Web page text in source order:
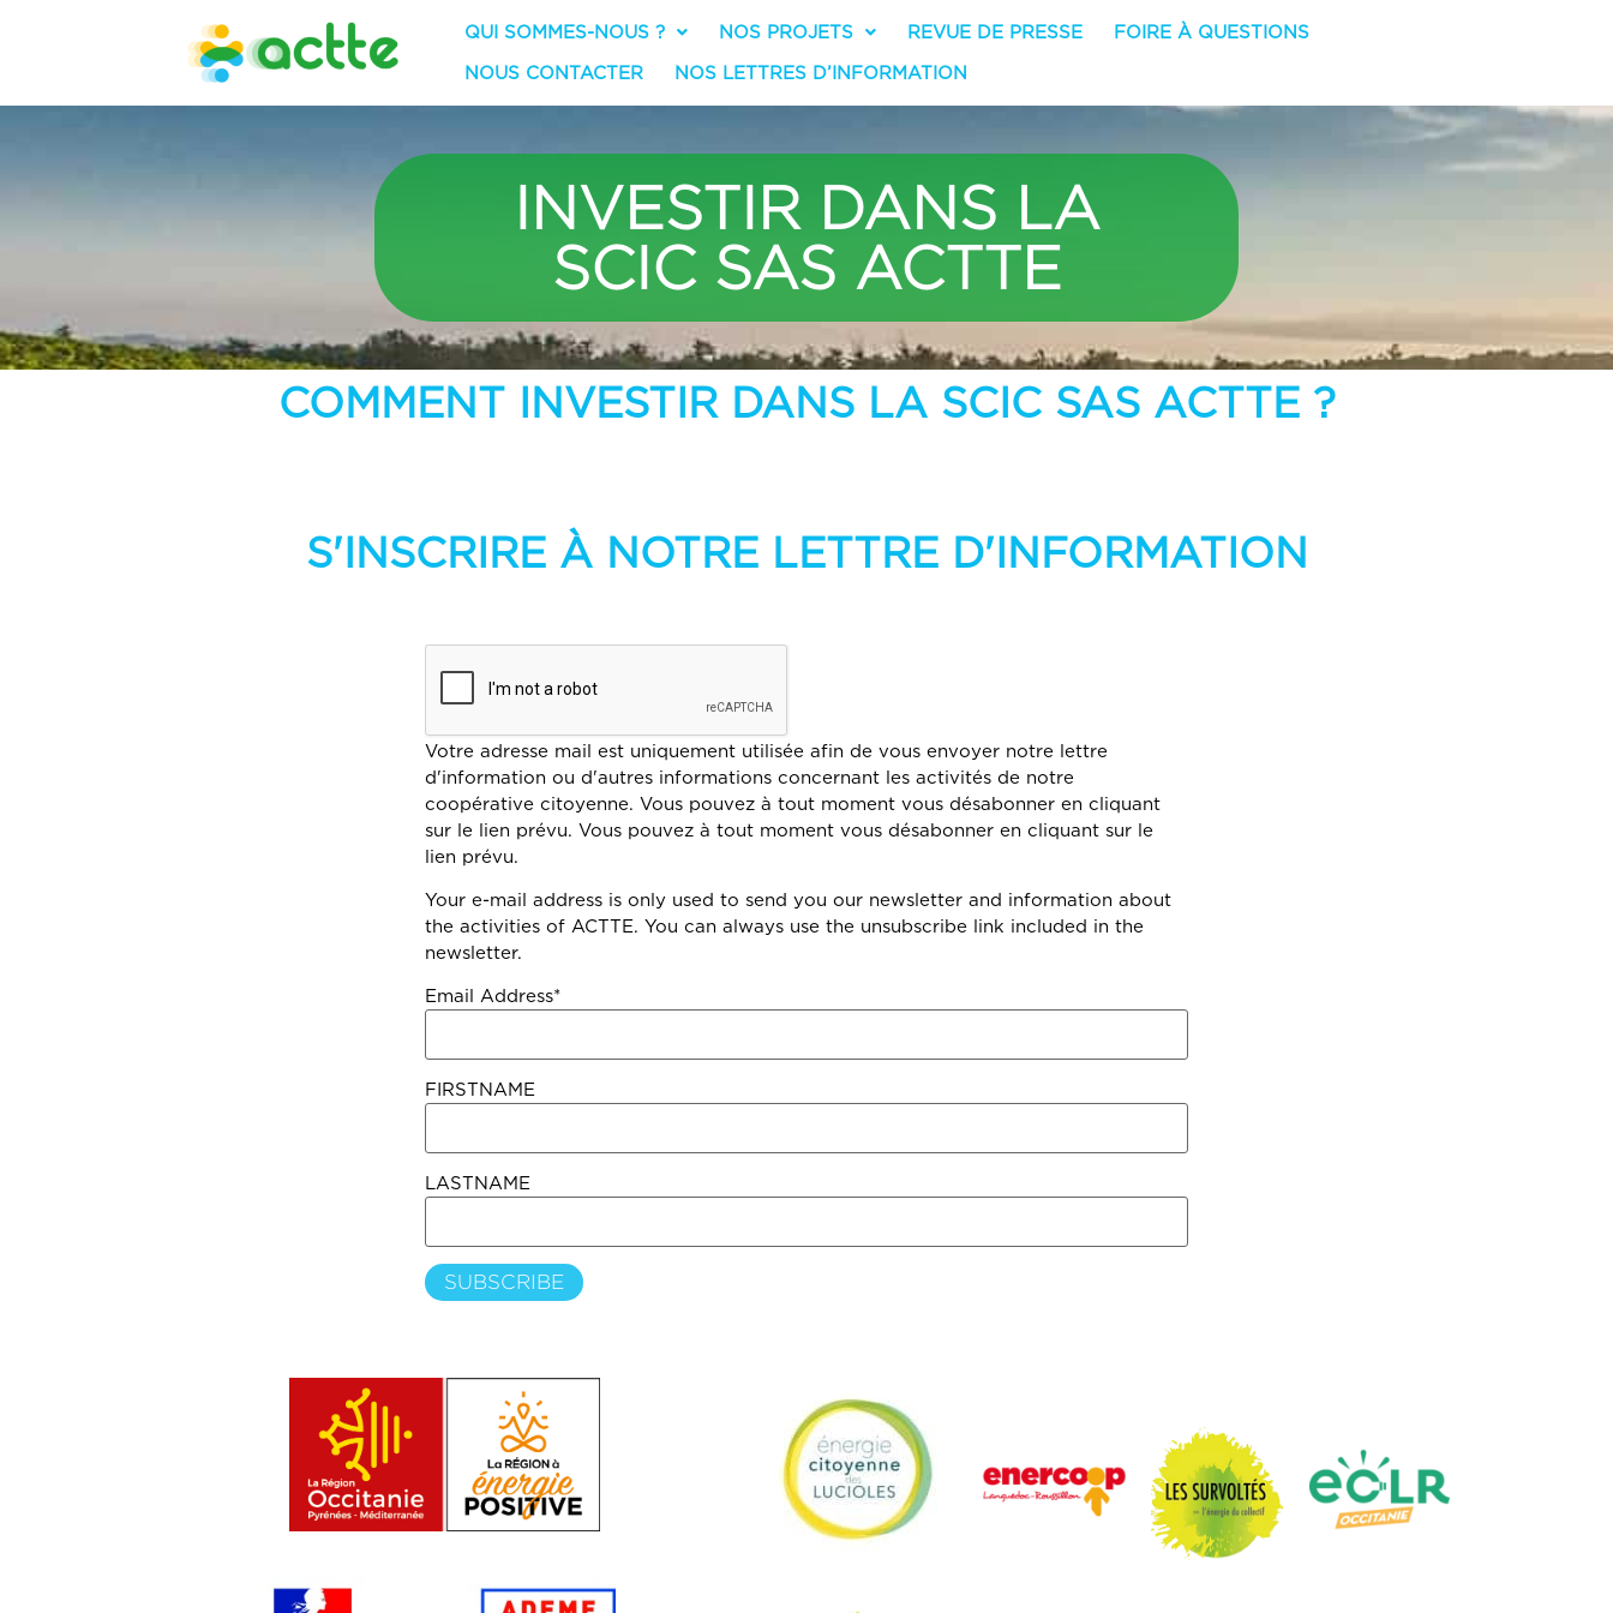
QUI SOMMES-NOUS ? NOS PROJETS REVUE DE PRESSE
FOIRE À QUESTIONS
NOUS CONTACTER
NOS LETTRES D’INFORMATION
INVESTIR DANS LA
SCIC SAS ACTTE
COMMENT INVESTIR DANS LA SCIC SAS ACTTE ?
S'INSCRIRE À NOTRE LETTRE D'INFORMATION
Votre adresse mail est uniquement utilisée afin de vous envoyer notre lettre
d'information ou d'autres informations concernant les activités de notre
coopérative citoyenne. Vous pouvez à tout moment vous désabonner en cliquant
sur le lien prévu. Vous pouvez à tout moment vous désabonner en cliquant sur le
lien prévu.
Your e-mail address is only used to send you our newsletter and information about
the activities of ACTTE. You can always use the unsubscribe link included in the
newsletter.
Email Address*
FIRSTNAME
LASTNAME